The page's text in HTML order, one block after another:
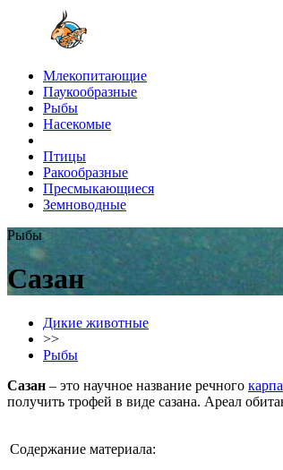
Млекопитающие
Паукообразные
Рыбы
Насекомые
Птицы
Ракообразные
Пресмыкающиеся
Земноводные
Рыбы
Сазан
Дикие животные
>>
Рыбы
Сазан – это научное название речного карпа
получить трофей в виде сазана. Ареал
Содержание материала: